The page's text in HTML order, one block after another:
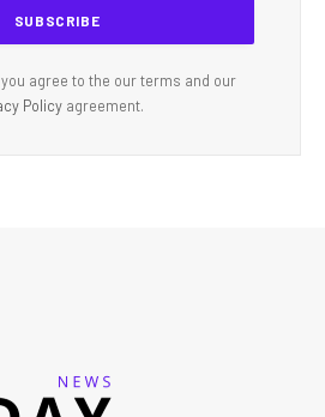
agree to the our terms and our
Policy agreement.